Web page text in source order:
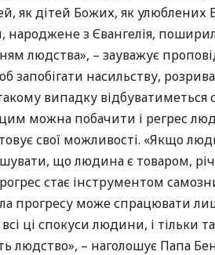
як дітей Божих, як улюблених
народжене з Євангелія,
людства», – зауважує
запобігати насильству,
випадку відбуватиметься
цим можна побачити і регрес
свої можливості. «Якщо
що людина є товаром,
стає інструментом
прогресу може спрацювати
ці спокуси людини, і тільки
людство», – наголошує Папа